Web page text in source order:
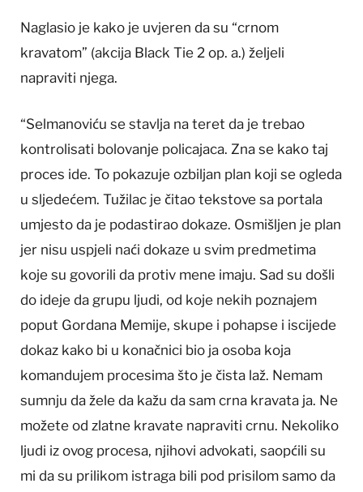
Naglasio je kako je uvjeren da su “crnom
kravatom” (akcija Black Tie 2 op. a.) željeli
napraviti njega.
“Selmanoviću se stavlja na teret da je trebao
kontrolisati bolovanje policajaca. Zna se kako taj
proces ide. To pokazuje ozbiljan plan koji se ogleda
u sljedećem. Tužilac je čitao tekstove sa portala
umjesto da je podastirao dokaze. Osmišljen je plan
jer nisu uspjeli naći dokaze u svim predmetima
koje su govorili da protiv mene imaju. Sad su došli
do ideje da grupu ljudi, od koje nekih poznajem
poput Gordana Memije, skupe i pohapse i iscijede
dokaz kako bi u konačnici bio ja osoba koja
komandujem procesima što je čista laž. Nemam
sumnju da žele da kažu da sam crna kravata ja. Ne
možete od zlatne kravate napraviti crnu. Nekoliko
ljudi iz ovog procesa, njihovi advokati, saopćili su
mi da su prilikom istraga bili pod prisilom samo da